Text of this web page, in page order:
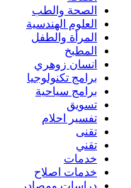
الصحة والطب
العلوم الهندسية
المرأة والطفل
المطبخ
انسان زوهري
برامج تكنولوجيا
برامج سياحية
تسويق
تفسير احلام
تقنى
تقني
خدمات
خدمات اصلاح
دراسات ومصادر